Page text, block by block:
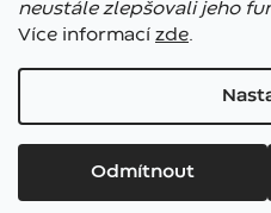
neustále zlepšovali jeho
Více informací zde.
Odmítnout
Vážení zákazníci, ve dnech 7. –
uzavřen. E-shop funguje bez
Copyright 2026Garden
práva vyhrazena.